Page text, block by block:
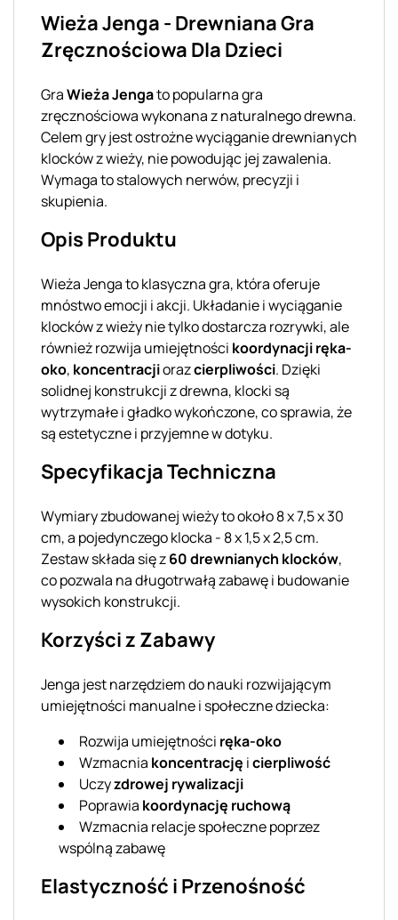
Wieża Jenga - Drewniana Gra
Zręcznościowa Dla Dzieci
GraWieża Jengato popularna gra
zręcznościowa wykonana z naturalnego drewna.
Celem gry jest ostrożne wyciąganie drewnianych
klocków z wieży, nie powodując jej zawalenia.
Wymaga to stalowych nerwów, precyzji i
skupienia.
Opis Produktu
Wieża Jenga to klasyczna gra, która oferuje
mnóstwo emocji i akcji. Układanie i wyciąganie
klocków z wieży nie tylko dostarcza rozrywki, ale
również rozwija umiejętności koordynacji ręka-
oko, koncentracjiorazcierpliwości. Dzięki
solidnej konstrukcji z drewna, klocki są
wytrzymałe i gładko wykończone, co sprawia, że
są estetyczne i przyjemne w dotyku.
Specyfikacja Techniczna
Wymiary zbudowanej wieży to około 8 x 7,5 x 30
cm, a pojedynczego klocka - 8 x 1,5 x 2,5 cm.
Zestaw składa się z60 drewnianych klocków,
co pozwala na długotrwałą zabawę i budowanie
wysokich konstrukcji.
Korzyści z Zabawy
Jenga jest narzędziem do nauki rozwijającym
umiejętności manualne i społeczne dziecka:
Rozwija umiejętności ręka-oko
Wzmacnia koncentrację icierpliwość
Uczyzdrowej rywalizacji
Poprawia koordynację ruchową
Wzmacnia relacje społeczne poprzez
wspólną zabawę
Elastyczność i Przenośność